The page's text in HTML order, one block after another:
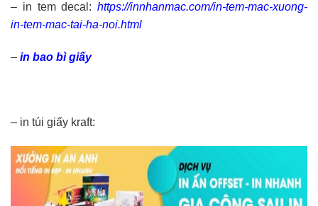
– in tem decal: https://innhanmac.com/in-tem-mac-xuong-
in-tem-mac-tai-ha-noi.html
– in bao bì giấy
– in túi giấy kraft: